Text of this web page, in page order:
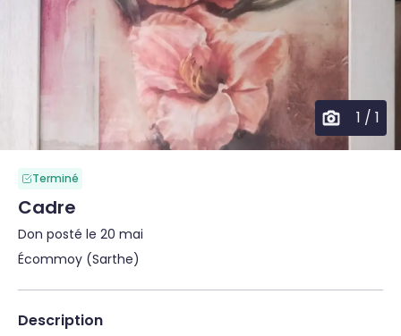
1 / 1
Terminé
Cadre
Don posté le 20 mai
Écommoy (Sarthe)
Description